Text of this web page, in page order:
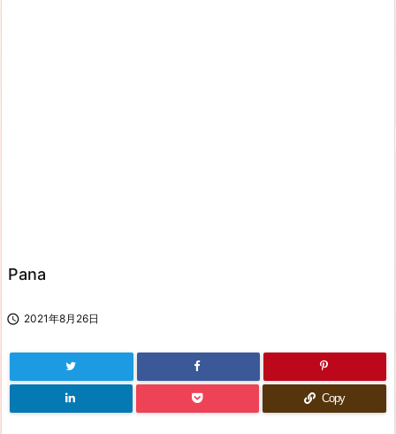
Pana
 2021年8月26日
Copy